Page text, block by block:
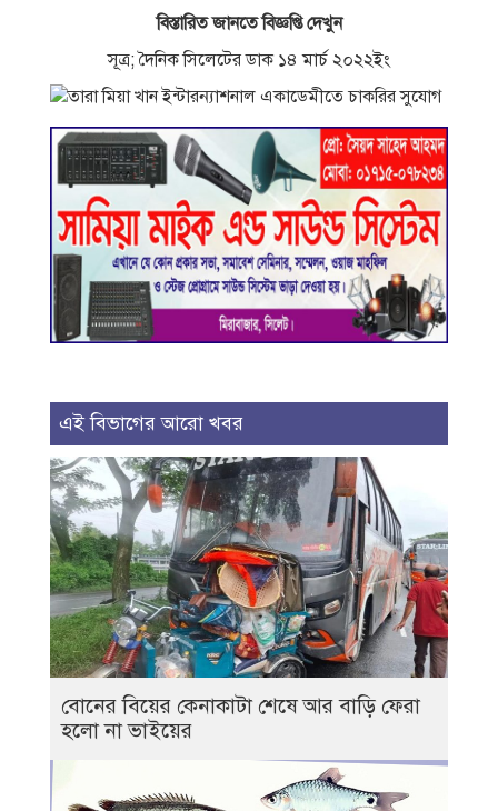
বিস্তারিত জানতে বিজ্ঞপ্তি দেখুন
সূত্র; দৈনিক সিলেটের ডাক ১৪ মার্চ ২০২২ইং
এই বিভাগের আরো খবর
বোনের বিয়ের কেনাকাটা শেষে আর বাড়ি ফেরা
হলো না ভাইয়ের